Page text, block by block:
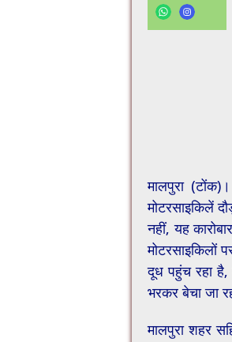
मालपुरा
मोटरसाइकिलें
नहीं, यह
मोटरसाइकिलों
दूध पहुंच रहा
भरकर बेचा जा
मालपुरा शहर